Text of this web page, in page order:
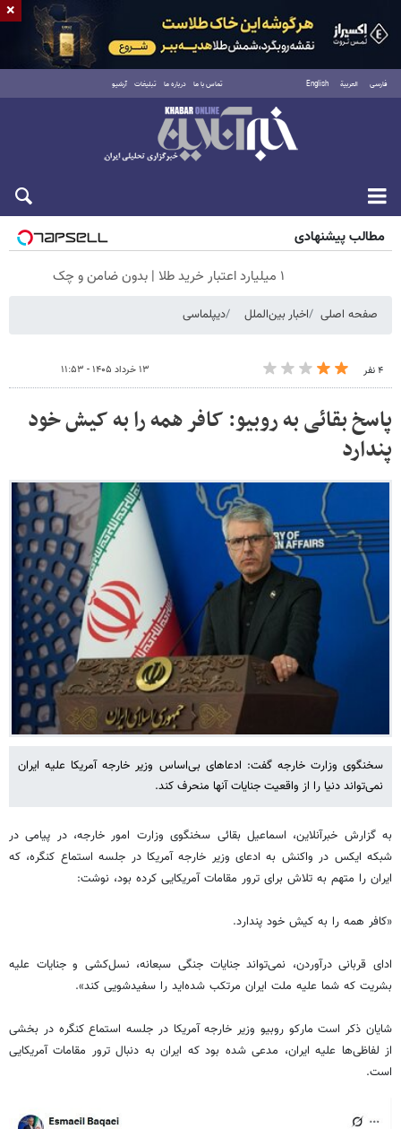
فارسی العربية English تماس با ما درباره ما تبلیغات آرشیو
جمعه ۱۶ مرداد ۱۴۰۵
مطالب پیشنهادی
۱ میلیارد اعتبار خرید طلا | بدون ضامن و چک
صفحه اصلی اخبار بین‌الملل دیپلماسی
۴ نفر ۱۳ خرداد ۱۴۰۵ - ۱۱:۵۳
پاسخ بقائی به روبیو: کافر همه را به کیش خود
پندارد
سخنگوی وزارت خارجه گفت: ادعاهای بی‌اساس وزیر خارجه آمریکا علیه ایران
نمی‌تواند دنیا را از واقعیت جنایات آنها منحرف کند.
به گزارش خبرآنلاین، اسماعیل بقائی سخنگوی وزارت امور خارجه، در پیامی در
شبکه ایکس در واکنش به ادعای وزیر خارجه آمریکا در جلسه استماع کنگره، که
ایران را متهم به تلاش برای ترور مقامات آمریکایی کرده بود، نوشت:
«کافر همه را به کیش خود پندارد.
ادای قربانی درآوردن، نمی‌تواند جنایات جنگی سبعانه، نسل‌کشی و جنایات علیه
بشریت که شما علیه ملت ایران مرتکب شده‌اید را سفیدشویی کند».
شایان ذکر است مارکو روبیو وزیر خارجه آمریکا در جلسه استماع کنگره در بخشی
از لفاظی‌ها علیه ایران، مدعی شده بود که ایران به دنبال ترور مقامات آمریکایی
است.
×